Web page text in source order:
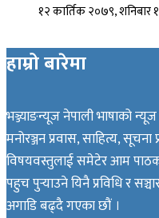
१२ कार्तिक २०७९, शनिबार
हाम्रो बारेमा
भञ्ज्याङन्यूज नेपाली भाषाको
मनोरञ्जन प्रवास, साहित्य,
विषयवस्तुलाई समेटेर आम
पहुच पुर्‍याउने यिनै प्रविधि र
अगाडि बढ्दै गएका छौं ।